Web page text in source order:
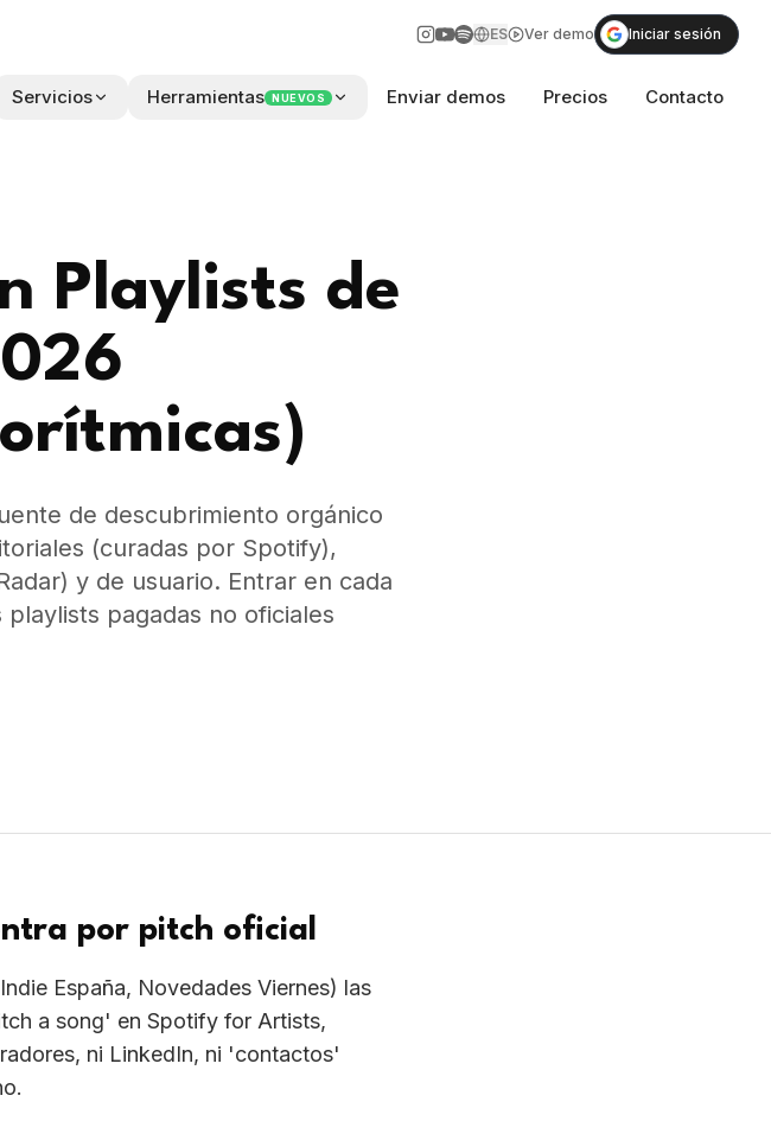
ES Ver demo Iniciar sesión
Servicios Herramientas NUEVOS Enviar demos Precios Contacto
Playlists de
de descubrimiento orgánico
(curadas por Spotify),
y de usuario. Entrar en cada
pagadas no oficiales
por pitch oficial
España, Novedades Viernes) las
a song' en Spotify for Artists,
ni LinkedIn, ni 'contactos'